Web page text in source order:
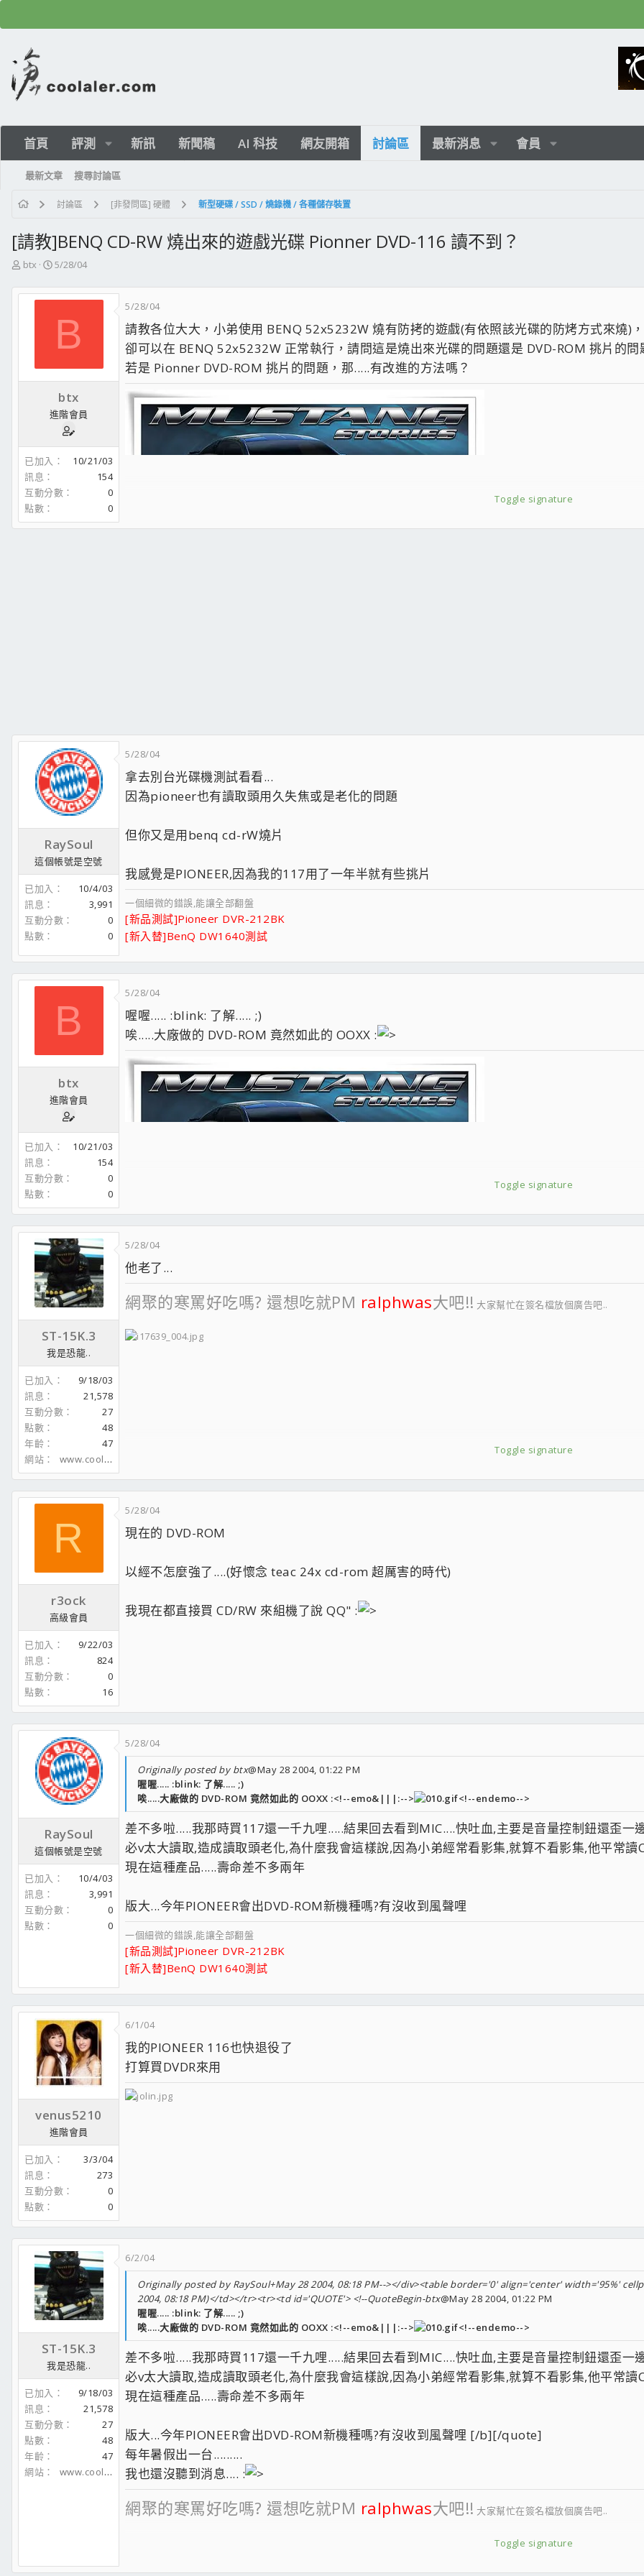
首頁 評測 新訊 新聞稿 AI 科技 網友開箱 討論區 最新消息 會員
最新文章 搜尋討論區
討論區 [非發問區] 硬體 新型硬碟 / SSD / 燒錄機 / 各種儲存裝置
[請教]BENQ CD-RW 燒出來的遊戲光碟 Pionner DVD-116 讀不到？
主
發
btx
開
日
5/28/04
B
btx
進階會員
已加入
10/21/03
訊息
154
互動分數
0
點數
0
5/28/04
請教各位大大，小弟使用 BENQ 52x5232W 燒有防拷的遊戲(有依照該光碟的防烤方式來燒)
卻可以在 BENQ 52x5232W 正常執行，請問這是燒出來光碟的問題還是 DVD-ROM 挑片的問
若是 Pionner DVD-ROM 挑片的問題，那.....有改進的方法嗎？
Toggle signature
RaySoul
這個帳號是空號
已加入
10/4/03
訊息
3,991
互動分數
0
點數
0
5/28/04
拿去別台光碟機測試看看...
因為pioneer也有讀取頭用久失焦或是老化的問題
但你又是用benq cd-rW燒片
我感覺是PIONEER,因為我的117用了一年半就有些挑片
一個細微的錯誤,能讓全部翻盤
[新品測試]Pioneer DVR-212BK
[新入替]BenQ DW1640測試
B
btx
進階會員
已加入
10/21/03
訊息
154
互動分數
0
點數
0
5/28/04
喔喔..... :blink: 了解..... ;)
唉.....大廠做的 DVD-ROM 竟然如此的 OOXX :
Toggle signature
ST-15K.3
我是恐龍..
已加入
9/18/03
訊息
21,578
互動分數
27
點數
48
年齡
47
網站
www.coolaler.com
5/28/04
他老了...
Toggle signature
網聚的寒罵好吃嗎? 還想吃就PM ralphwas大吧!! 大家幫忙在簽名檔放個廣告吧..
R
r3ock
高級會員
已加入
9/22/03
訊息
824
互動分數
0
點數
16
5/28/04
現在的 DVD-ROM
以經不怎麼強了....(好懷念 teac 24x cd-rom 超厲害的時代)
我現在都直接買 CD/RW 來組機了說 QQ" :
RaySoul
這個帳號是空號
已加入
10/4/03
訊息
3,991
互動分數
0
點數
0
5/28/04
Originally posted by btx@May 28 2004, 01:22 PM
喔喔..... :blink: 了解..... ;)
唉.....大廠做的 DVD-ROM 竟然如此的 OOXX :<!--emo&|||:-->
<!--endemo-->
差不多啦.....我那時買117還一千九哩.....結果回去看到MIC....快吐血,主要是音量控制鈕還歪
必v太大讀取,造成讀取頭老化,為什麼我會這樣說,因為小弟經常看影集,就算不看影集,他平常
現在這種產品.....壽命差不多兩年
版大...今年PIONEER會出DVD-ROM新機種嗎?有沒收到風聲哩
一個細微的錯誤,能讓全部翻盤
[新品測試]Pioneer DVR-212BK
[新入替]BenQ DW1640測試
venus5210
進階會員
已加入
3/3/04
訊息
273
互動分數
0
點數
0
6/1/04
我的PIONEER 116也快退役了
打算買DVDR來用
ST-15K.3
我是恐龍..
已加入
9/18/03
訊息
21,578
互動分數
27
點數
48
年齡
47
網站
www.coolaler.com
6/2/04
Originally posted by RaySoul+May 28 2004, 08:18 PM--></div><table border='0' align='center' width='95%'
2004, 08:18 PM)</td></tr><tr><td id='QUOTE'> <!--QuoteBegin-btx@May 28 2004, 01:22 PM
喔喔..... :blink: 了解..... ;)
唉.....大廠做的 DVD-ROM 竟然如此的 OOXX :<!--emo&|||:-->
<!--endemo-->
差不多啦.....我那時買117還一千九哩.....結果回去看到MIC....快吐血,主要是音量控制鈕還歪
必v太大讀取,造成讀取頭老化,為什麼我會這樣說,因為小弟經常看影集,就算不看影集,他平常
現在這種產品.....壽命差不多兩年
版大...今年PIONEER會出DVD-ROM新機種嗎?有沒收到風聲哩 [/b][/quote]
每年暑假出一台.........
我也還沒聽到消息.... :
Toggle signature
網聚的寒罵好吃嗎? 還想吃就PM ralphwas大吧!! 大家幫忙在簽名檔放個廣告吧..